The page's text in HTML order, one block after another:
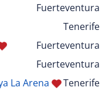
Fuerteventura
Tenerife
Fuerteventura
Fuerteventura
La Arena
Tenerife